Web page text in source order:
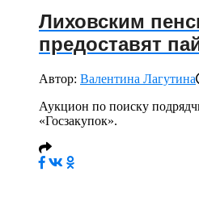
Лиховским
предоставят
Автор: Валентина Лагутина
Аукцион по поиску
«Госзакупок».